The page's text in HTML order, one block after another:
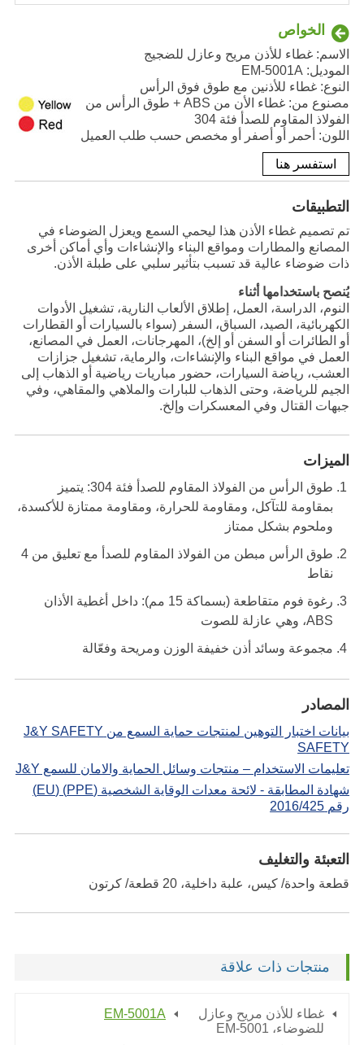
الخواص
الاسم: غطاء للأذن مريح وعازل للضجيج
الموديل: EM-5001A
النوع: غطاء للأذنين مع طوق فوق الرأس
مصنوع من: غطاء الأن من ABS + طوق الرأس من
الفولاذ المقاوم للصدأ فئة 304
اللون: أحمر أو أصفر أو مخصص حسب طلب العميل
استفسر هنا
التطبيقات
تم تصميم غطاء الأذن هذا ليحمي السمع ويعزل الضوضاء في
المصانع والمطارات ومواقع البناء والإنشاءات وأي أماكن أخرى
ذات ضوضاء عالية قد تسبب بتأثير سلبي على طبلة الأذن.
يُنصح باستخدامها أثناء
النوم، الدراسة، العمل، إطلاق الألعاب النارية، تشغيل الأدوات
الكهربائية، الصيد، السباق، السفر (سواء بالسيارات أو القطارات
أو الطائرات أو السفن أو إلخ)، المهرجانات، العمل في المصانع،
العمل في مواقع البناء والإنشاءات، والرماية، تشغيل جزازات
العشب، رياضة السيارات، حضور مباريات رياضية أو الذهاب إلى
الجيم للرياضة، وحتى الذهاب للبارات والملاهي والمقاهي، وفي
جبهات القتال وفي المعسكرات وإلخ.
الميزات
طوق الرأس من الفولاذ المقاوم للصدأ فئة 304: يتميز
بمقاومة للتآكل، ومقاومة للحرارة، ومقاومة ممتازة للأكسدة،
وملحوم بشكل ممتاز
طوق الرأس مبطن من الفولاذ المقاوم للصدأ مع تعليق من 4
نقاط
رغوة فوم متقاطعة (بسماكة 15 مم): داخل أغطية الأذان
ABS، وهي عازلة للصوت
مجموعة وسائد أذن خفيفة الوزن ومريحة وفعّالة
المصادر
بيانات اختبار التوهين لمنتجات حماية السمع من J&Y SAFETY
SAFETY
تعليمات الاستخدام – منتجات وسائل الحماية والامان للسمع J&Y
شهادة المطابقة - لائحة معدات الوقاية الشخصية (PPE) (EU)
رقم 2016/425
التعبئة والتغليف
قطعة واحدة/ كيس، علبة داخلية، 20 قطعة/ كرتون
منتجات ذات علاقة
غطاء للأذن مريح وعازل
للضوضاء، EM-5001
EM-5001A